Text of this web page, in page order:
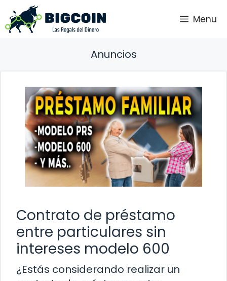
Saltar
al
contenido
Menu
Anuncios
Contrato de préstamo
entre particulares sin
intereses modelo 600
¿Estás considerando realizar un